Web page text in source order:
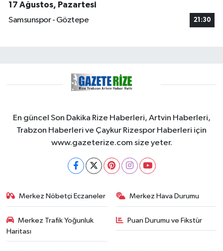
17 Ağustos, Pazartesi
Samsunspor - Göztepe
21:30
En güncel Son Dakika Rize Haberleri, Artvin Haberleri,
Trabzon Haberleri ve Çaykur Rizespor Haberleri için
www.gazeterize.com size yeter.
Merkez Nöbetçi Eczaneler Merkez Hava Durumu
Merkez Trafik Yoğunluk
Haritası
Puan Durumu ve Fikstür